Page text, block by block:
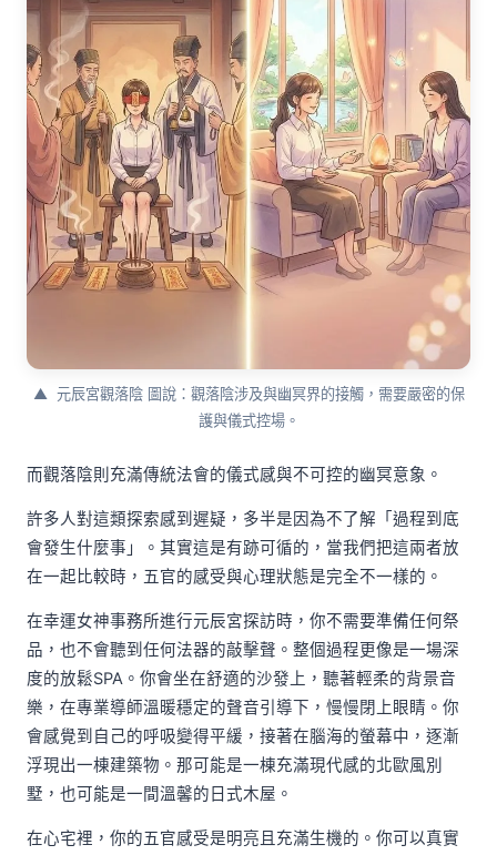
▲ 元辰宮觀落陰 圖說：觀落陰涉及與幽冥界的接觸，需要嚴密的保
護與儀式控場。
而觀落陰則充滿傳統法會的儀式感與不可控的幽冥意象。
許多人對這類探索感到遲疑，多半是因為不了解「過程到底
會發生什麼事」。其實這是有跡可循的，當我們把這兩者放
在一起比較時，五官的感受與心理狀態是完全不一樣的。
在幸運女神事務所進行元辰宮探訪時，你不需要準備任何祭
品，也不會聽到任何法器的敲擊聲。整個過程更像是一場深
度的放鬆SPA。你會坐在舒適的沙發上，聽著輕柔的背景音
樂，在專業導師溫暖穩定的聲音引導下，慢慢閉上眼睛。你
會感覺到自己的呼吸變得平緩，接著在腦海的螢幕中，逐漸
浮現出一棟建築物。那可能是一棟充滿現代感的北歐風別
墅，也可能是一間溫馨的日式木屋。
在心宅裡，你的五官感受是明亮且充滿生機的。你可以真實